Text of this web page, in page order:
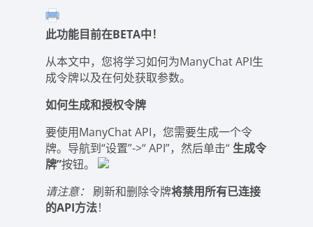
此功能目前在BETA中！
从本文中，您将学习如何为ManyChat API生
成令牌以及在何处获取参数。
如何生成和授权令牌
要使用ManyChat API，您需要生成一个令
牌。导航到“设置”->“ API”，然后单击“ 生成令
牌”按钮。
请注意： 刷新和删除令牌将禁用所有已连接
的API方法！